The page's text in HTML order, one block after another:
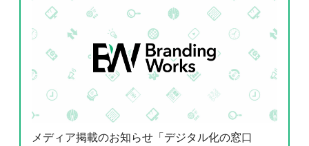
メディア掲載のお知らせ「デジタル化の窓口